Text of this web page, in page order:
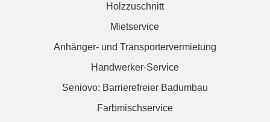
Holzzuschnitt
Mietservice
Anhänger- und Transportervermietung
Handwerker-Service
Seniovo: Barrierefreier Badumbau
Farbmischservice